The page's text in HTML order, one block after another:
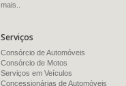
mais..
Serviços
Consórcio de Automóveis
Consórcio de Motos
Serviços em Veículos
Concessionárias de Automóveis